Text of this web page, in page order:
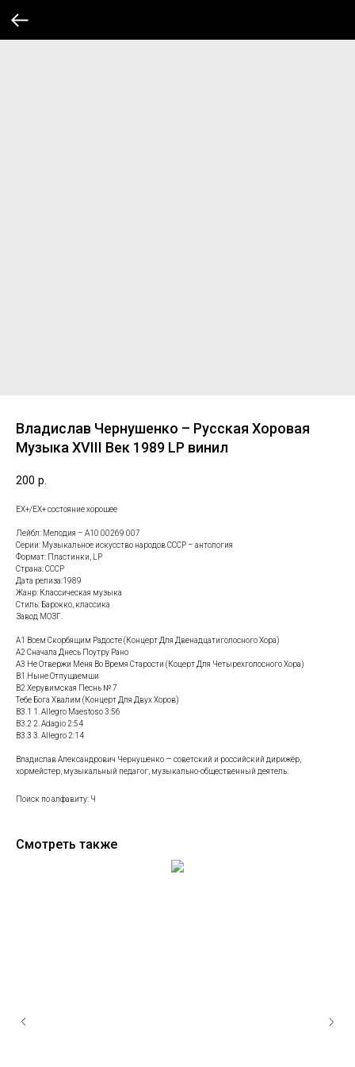
Владислав Чернушенко – Русская Хоровая
Музыка XVIII Век 1989 LP винил
200 р.
ЕХ+/ЕХ+ состояние хорошее
Лейбл: Мелодия – A10 00269 007
Серии: Музыкальное искусство народов СССР – антология
Формат: Пластинки, LP
Страна: СССР
Дата релиза:1989
Жанр: Классическая музыка
Стиль: Барокко, классика
Завод МОЗГ.
А1 Всем Скорбящим Радосте (Концерт Для Двенадцатиголосного Хора)
А2 Сначала Днесь Поутру Рано
А3 Не Отвержи Меня Во Время Старости (Коцерт Для Четырехголосного Хора)
В1 Ныне Отпущаемши
В2 Херувимская Песнь № 7
Тебе Бога Хвалим (Концерт Для Двух Хоров)
В3.1 1. Allegro Maestoso 3:56
В3.2 2. Adagio 2:54
В3.3 3. Allegro 2:14
Владислав Александрович Чернушенко — советский и российский дирижёр,
хормейстер, музыкальный педагог, музыкально-общественный деятель.
Поиск по алфавиту: Ч
Смотреть также